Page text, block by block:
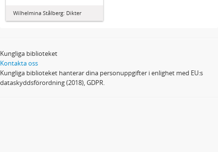
Wilhelmina Stålberg: Dikter
Kungliga biblioteket
Kontakta oss
Kungliga biblioteket hanterar dina personuppgifter i enlighet med EU:s
dataskyddsförordning (2018), GDPR.